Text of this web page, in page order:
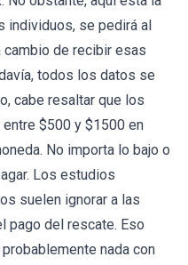
individuos, se pedirá al
cambio de recibir esas
todos los datos se
cabe resaltar que los
$500 y $1500 en
No importa lo bajo o
Los estudios
suelen ignorar a las
pago del rescate. Eso
nada con